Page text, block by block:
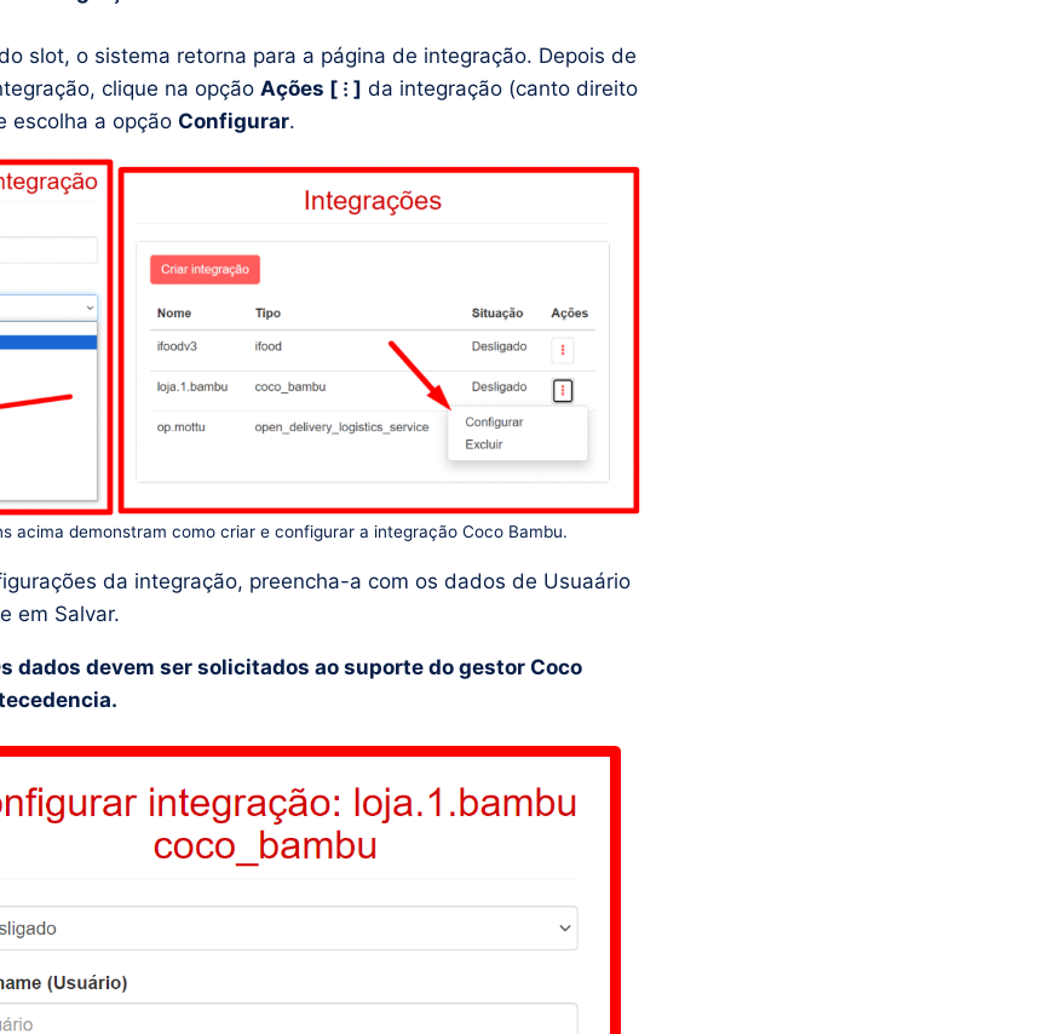
slot, o sistema retorna para a página de integração. Depois de
clique na opção Ações [ ⁝ ] da integração (canto direito
escolha a opção Configurar.
acima demonstram como criar e configurar a integração Coco Bambu.
da integração, preencha-a com os dados de Usuaário
em Salvar.
dados devem ser solicitados ao suporte do gestor Coco